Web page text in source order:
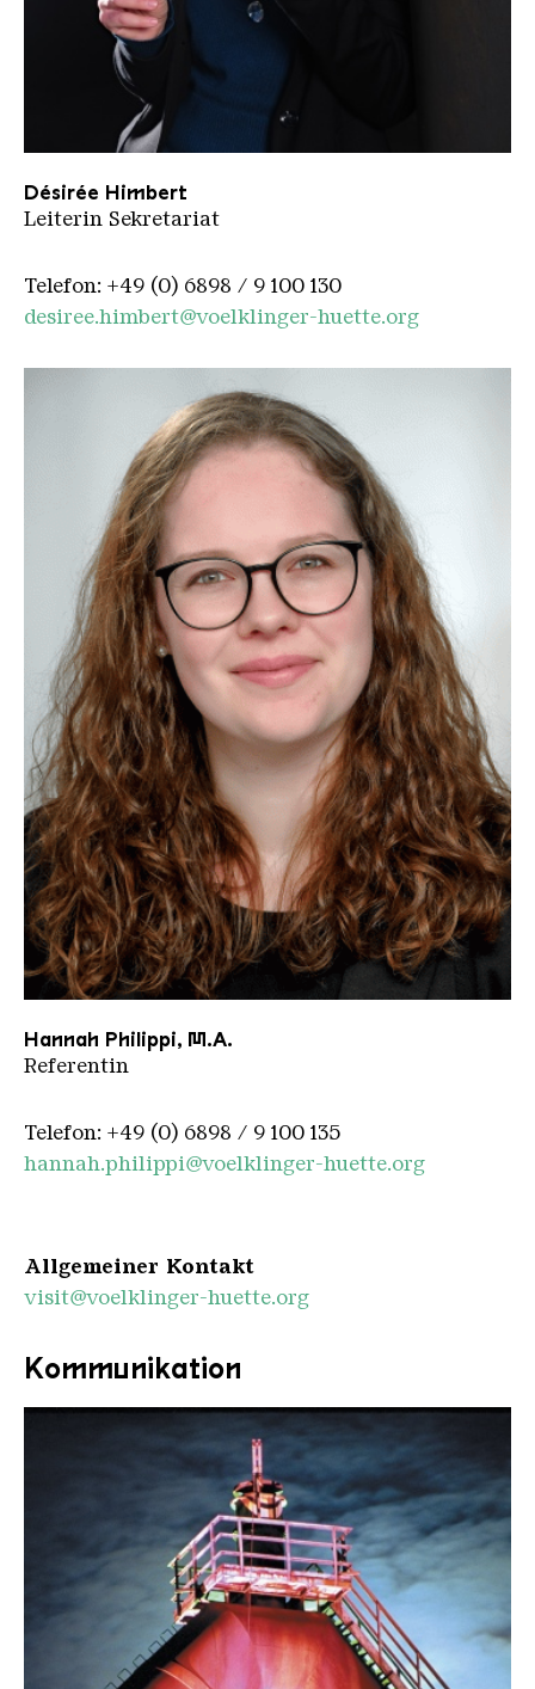
Desiree Himbeert 2000
Désirée Himbert
Leiterin Sekretariat
Telefon: +49 (0) 6898 / 9 100 130
desiree.himbert@voelklinger-huette.org
Hanna hPhilipppi
Hannah Philippi, M.A.
Referentin
Telefon: +49 (0) 6898 / 9 100 135
hannah.philippi@voelklinger-huette.org
Allgemeiner Kontakt
visit@voelklinger-huette.org
Kommunikation